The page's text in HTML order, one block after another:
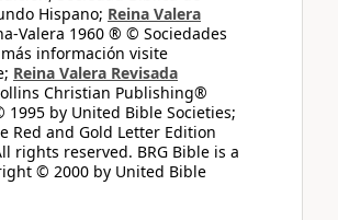
Hispano; Reina Valera
Valera 1960 ® © Sociedades
información visite
Reina Valera Revisada
Christian Publishing®
by United Bible Societies;
Red and Gold Letter Edition
rights reserved. BRG Bible is a
© 2000 by United Bible